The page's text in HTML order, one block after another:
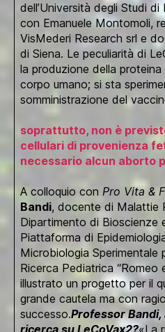
dell’Università degli Studi
con Emanuele Montomoli,
VisMederi Research srl e
di Siena. Le peculiarità di
la produzione della proteina
corpo umano; si sta
somministrazione del
soprattutto, non è
cellulari di provenienza
necessario alcun aborto
A colloquio con Pro Vita &
Bandi, docente di Malattie
Dipartimento di Bioscienze
Piattaforma di
Microbiologia Sperimentale
Ricerca Pediatrica “Romeo
illustrato un progetto per il
grande cautela ma con
successo.Professor
ricerca su LeCoVax2?«La